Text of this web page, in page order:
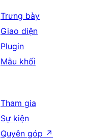
Trưng bày
Giao diện
Plugin
Mẫu khối
Tham gia
Sự kiện
Quyên góp ↗